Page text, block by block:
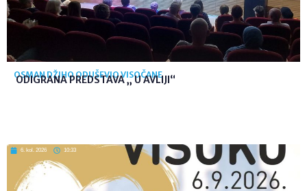
OSMAN DŽIHO ODUŠEVIO VISOČANE
ODIGRANA PREDSTAVA „ U AVLIJI“
6. kol. 2026 10:33